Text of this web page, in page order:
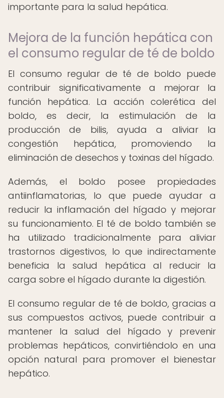
importante para la salud hepática.
Mejora de la función hepática con
el consumo regular de té de boldo
El consumo regular de té de boldo puede
contribuir significativamente a mejorar la
función hepática. La acción colerética del
boldo, es decir, la estimulación de la
producción de bilis, ayuda a aliviar la
congestión hepática, promoviendo la
eliminación de desechos y toxinas del hígado.
Además, el boldo posee propiedades
antiinflamatorias, lo que puede ayudar a
reducir la inflamación del hígado y mejorar
su funcionamiento. El té de boldo también se
ha utilizado tradicionalmente para aliviar
trastornos digestivos, lo que indirectamente
beneficia la salud hepática al reducir la
carga sobre el hígado durante la digestión.
El consumo regular de té de boldo, gracias a
sus compuestos activos, puede contribuir a
mantener la salud del hígado y prevenir
problemas hepáticos, convirtiéndolo en una
opción natural para promover el bienestar
hepático.